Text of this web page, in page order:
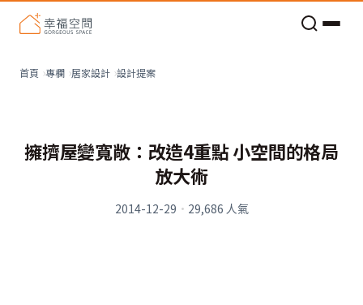
首頁 專欄 居家設計 設計提案
擁擠屋變寬敞：改造4重點 小空間的格局
放大術
2014-12-29 · 29,686 人氣